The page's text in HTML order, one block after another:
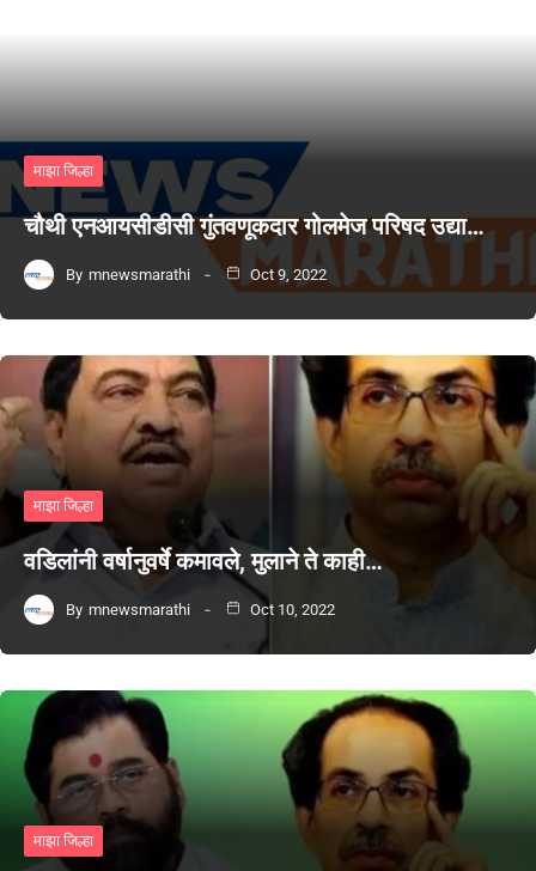
माझा जिल्हा
चौथी एनआयसीडीसी गुंतवणूकदार गोलमेज परिषद उद्या…
By mnewsmarathi Oct 9, 2022
माझा जिल्हा
वडिलांनी वर्षानुवर्षे कमावले, मुलाने ते काही…
By mnewsmarathi Oct 10, 2022
माझा जिल्हा